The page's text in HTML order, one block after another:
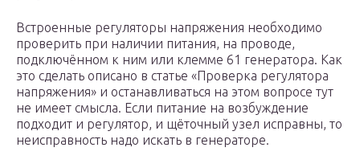
Встроенные регуляторы напряжения необходимо
проверить при наличии питания, на проводе,
подключённом к ним или клемме 61 генератора. Как
это сделать описано в статье «Проверка регулятора
напряжения» и останавливаться на этом вопросе тут
не имеет смысла. Если питание на возбуждение
подходит и регулятор, и щёточный узел исправны, то
неисправность надо искать в генераторе.